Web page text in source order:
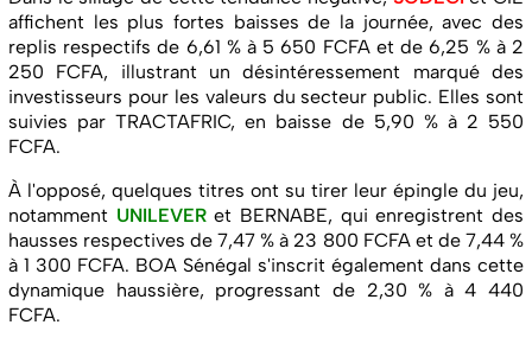
affichent les plus fortes baisses de la journée, avec des
replis respectifs de 6,61 % à 5 650 FCFA et de 6,25 % à 2
250 FCFA, illustrant un désintéressement marqué des
investisseurs pour les valeurs du secteur public. Elles sont
suivies par TRACTAFRIC, en baisse de 5,90 % à 2 550
FCFA.
À l'opposé, quelques titres ont su tirer leur épingle du jeu,
notamment UNILEVER et BERNABE, qui enregistrent des
hausses respectives de 7,47 % à 23 800 FCFA et de 7,44 %
à 1 300 FCFA. BOA Sénégal s'inscrit également dans cette
dynamique haussière, progressant de 2,30 % à 4 440
FCFA.